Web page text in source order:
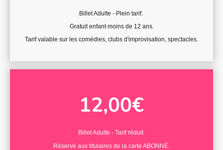
Billet Adulte - Plein tarif.
Gratuit enfant moins de 12 ans.
Tarif valable sur les comédies, clubs d'improvisation, spectacles.
12,00€
Billet Adulte - Tarif réduit.
Réservé aux titulaires de la carte ABONNÉ.